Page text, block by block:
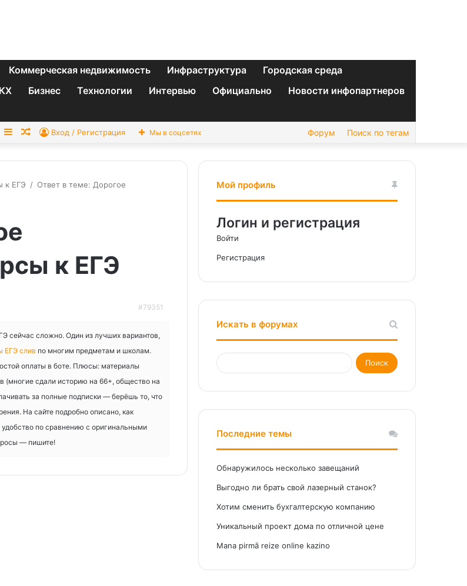
Коммерческая недвижимость Инфраструктура
Городская среда
Бизнес Технологии Интервью Официально
Новости инфопартнеров
SwitchSidebarСлучайная
Вход / Регистрация Мы в соцсетях Форум Поиск по тегам
к ЕГЭ / Ответ в теме: Дорогое
к ЕГЭ
#79351
сейчас сложно. Один из лучших вариантов,
ЕГЭ слив по многим предметам и школам.
оплаты в боте. Плюсы: материалы
(многие сдали историю на 66+, общество на
за полные подписки — берёшь то, что
На сайте подробно описано, как
по сравнению с оригинальными
— пишите!
Мой профиль
Логин и регистрация
Войти
Регистрация
Искать в форумах
Последние темы
Обнаружилось несколько завещаний
Выгодно ли брать свой лазерный станок?
Хотим сменить бухгалтерскую компанию
Уникальный проект дома по отличной цене
Mana pirmā reize online kazino